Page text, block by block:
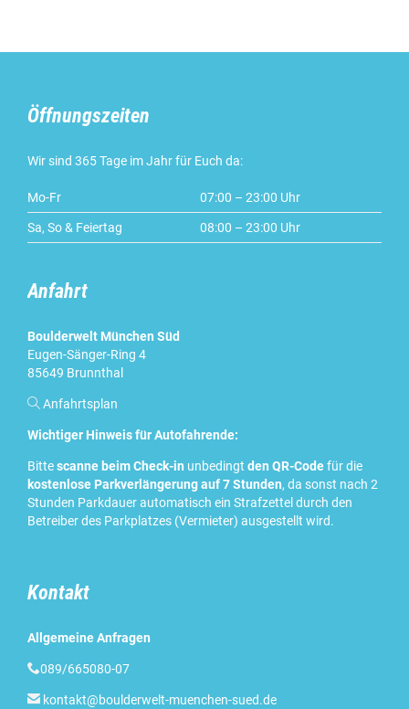
Öffnungszeiten
Wir sind 365 Tage im Jahr für Euch da:
Mo-Fr 07:00 – 23:00 Uhr
Sa, So & Feiertag 08:00 – 23:00 Uhr
Anfahrt
Boulderwelt München Süd
Eugen-Sänger-Ring 4
85649 Brunnthal
 Anfahrtsplan
Wichtiger Hinweis für Autofahrende:
Bittescanne beim Check-in unbedingt den QR-Codefür die
kostenlose Parkverlängerung auf 7 Stunden, da sonst nach 2
Stunden Parkdauer automatisch ein Strafzettel durch den
Betreiber des Parkplatzes (Vermieter) ausgestellt wird.
Kontakt
Allgemeine Anfragen
089/665080-07
 kontakt@boulderwelt-muenchen-sued.de